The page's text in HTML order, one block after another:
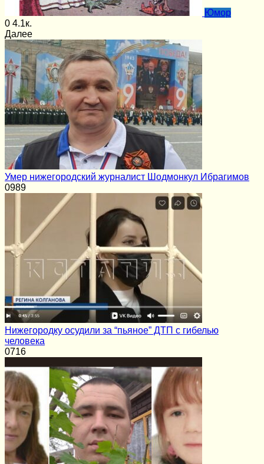
Юмор
0 4.1к.
Далее
Умер нижегородский журналист Шодмонкул Ибрагимов
0989
Нижегородку осудили за “пьяное” ДТП с гибелью
человека
0716